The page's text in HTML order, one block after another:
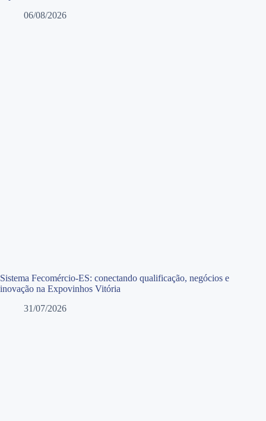
06/08/2026
Sistema Fecomércio-ES: conectando qualificação, negócios e
inovação na Expovinhos Vitória
31/07/2026